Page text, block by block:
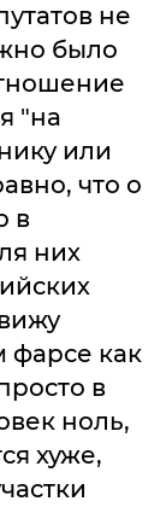
не
было
"на
или
что о
в
них
фарсе как
в
ноль,
хуже,